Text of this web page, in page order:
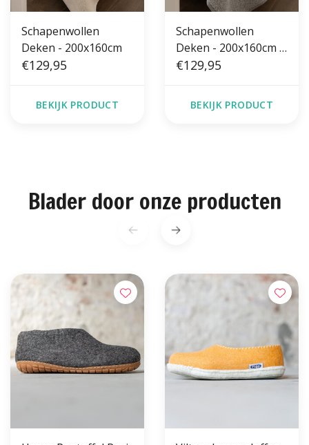
Schapenwollen
Deken - 200x160cm
€129,95
BEKIJK PRODUCT
Schapenwollen
Deken - 200x160cm -
Grijs
€129,95
BEKIJK PRODUCT
Blader door onze producten